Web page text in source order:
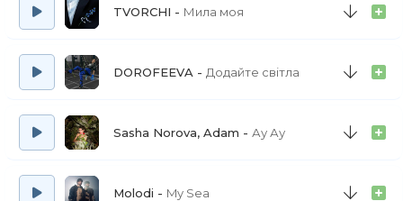
TVORCHI Мила моя
DOROFEEVA Додайте світла
Sasha Norova, Adam Ау Ау
Molodi My Sea